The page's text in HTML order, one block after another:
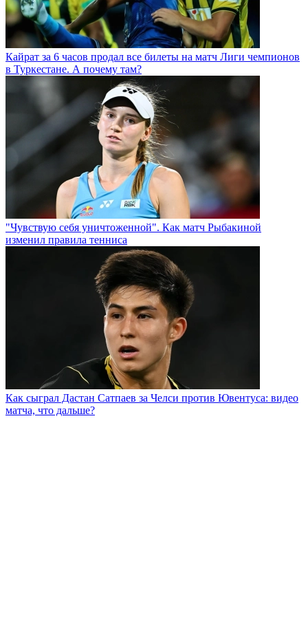
Кайрат за 6 часов продал все билеты на матч Лиги чемпионов
в Туркестане. А почему там?
"Чувствую себя уничтоженной". Как матч Рыбакиной
изменил правила тенниса
Как сыграл Дастан Сатпаев за Челси против Ювентуса: видео
матча, что дальше?